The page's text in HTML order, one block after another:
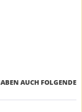
AUCH FOLGENDE